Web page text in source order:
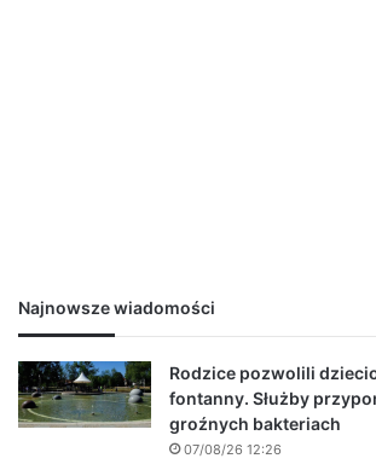
Najnowsze wiadomości
Rodzice pozwolili
fontanny. Służby
groźnych bakteriach
07/08/26 12:26